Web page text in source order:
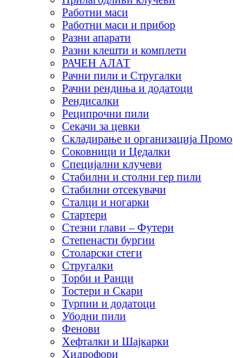
Работни маси
Работни маси и прибор
Разни апарати
Разни клешти и комплети
РАЧЕН АЛАТ
Рачни пили и Стругалки
Рачни рендиња и додатоци
Рендисалки
Реципрочни пили
Секачи за цевки
Складирање и организација Промо
Соковници и Цедалки
Специјални клучеви
Стабилни и столни гер пили
Стабилни отсекувачи
Сталци и ногарки
Стартери
Стезни глави – Футери
Степенасти бургии
Столарски стеги
Стругалки
Торби и Ранци
Тостери и Скари
Турпии и додатоци
Убодни пили
Фенови
Хефталки и Шајкарки
Хидрофори